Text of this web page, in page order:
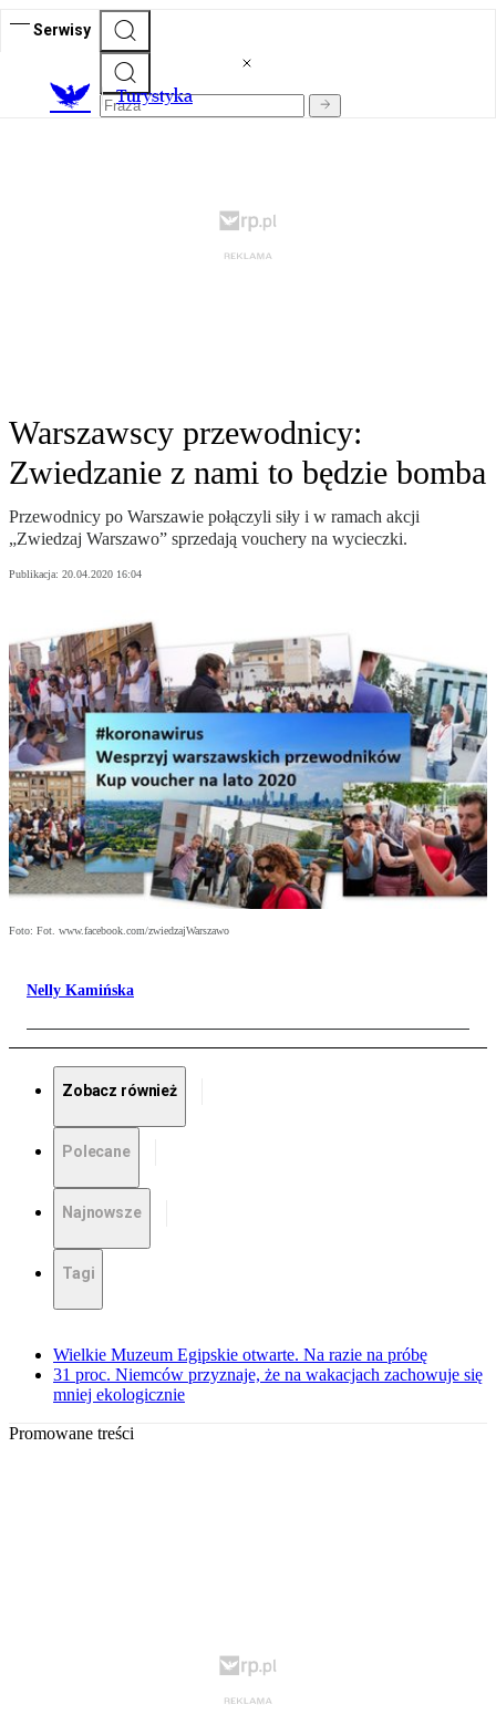
Serwisy
Turystyka
Warszawscy przewodnicy:
Zwiedzanie z nami to będzie bomba
Przewodnicy po Warszawie połączyli siły i w ramach akcji
„Zwiedzaj Warszawo” sprzedają vouchery na wycieczki.
Publikacja: 20.04.2020 16:04
Foto: Fot. www.facebook.com/zwiedzajWarszawo
Nelly Kamińska
Zobacz również
Polecane
Najnowsze
Tagi
Wielkie Muzeum Egipskie otwarte. Na razie na próbę
31 proc. Niemców przyznaje, że na wakacjach zachowuje się
mniej ekologicznie
Promowane treści